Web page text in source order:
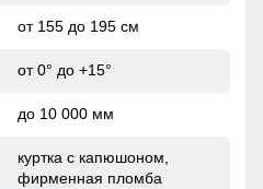
от 155 до 195 см
от 0° до +15°
до 10 000 мм
куртка с капюшоном,
фирменная пломба